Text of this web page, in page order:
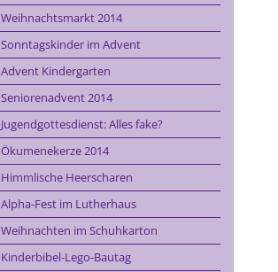
Weihnachtsmarkt 2014
Sonntagskinder im Advent
Advent Kindergarten
Seniorenadvent 2014
Jugendgottesdienst: Alles fake?
Ökumenekerze 2014
Himmlische Heerscharen
Alpha-Fest im Lutherhaus
Weihnachten im Schuhkarton
Kinderbibel-Lego-Bautag